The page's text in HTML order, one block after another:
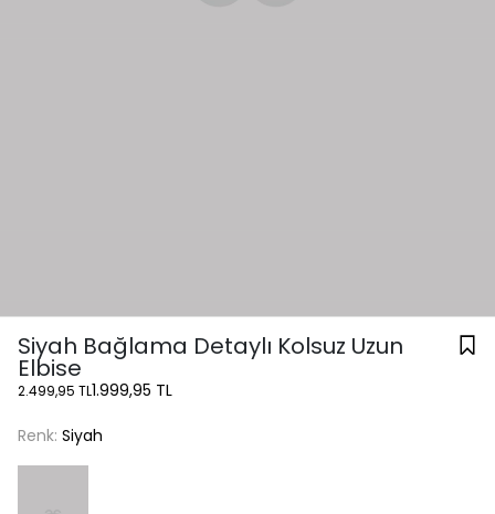
Siyah Bağlama Detaylı Kolsuz Uzun
Elbise
2.499,95 TL1.999,95 TL
Renk: Siyah